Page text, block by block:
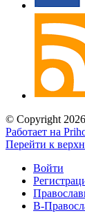
© Copyright
Работает на
Перейти к
Войти
В-